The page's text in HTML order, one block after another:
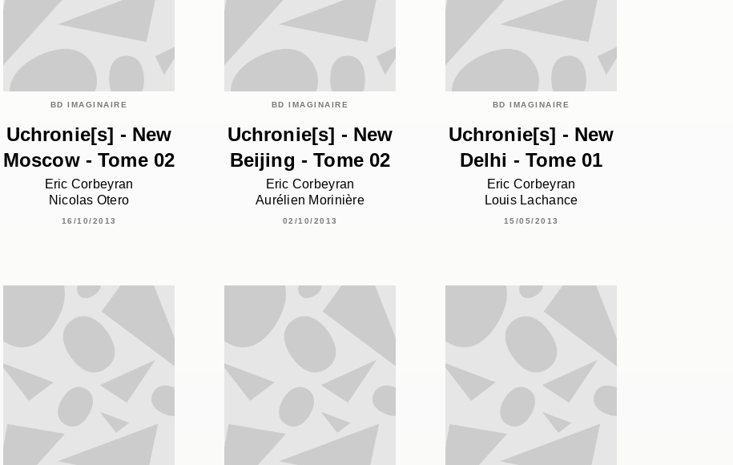
BD IMAGINAIRE
Uchronie[s] - New
Moscow - Tome 02
Eric Corbeyran
Nicolas Otero
16/10/2013
BD IMAGINAIRE
Uchronie[s] - New
Beijing - Tome 02
Eric Corbeyran
Aurélien Morinière
02/10/2013
BD IMAGINAIRE
Uchronie[s] - New
Delhi - Tome 01
Eric Corbeyran
Louis Lachance
15/05/2013